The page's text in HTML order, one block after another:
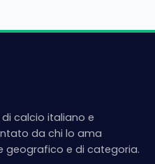
calcio italiano e
da chi lo ama
geografico e di categoria.